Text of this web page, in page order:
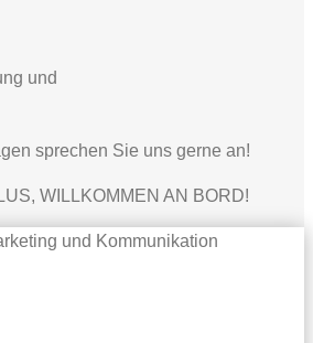
und
sprechen Sie uns gerne an!
WILLKOMMEN AN BORD!